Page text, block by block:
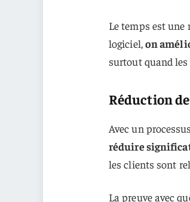
Le temps est une
logiciel, on
surtout quand les
Réduction
Avec un
réduire
les clients sont
La preuve avec